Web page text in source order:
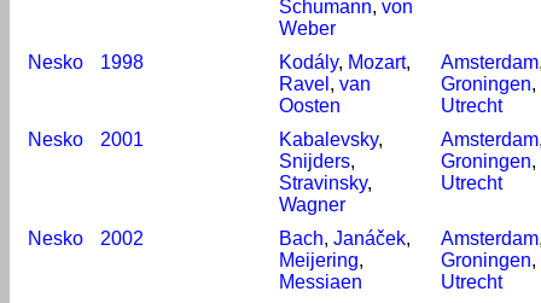
Schumann, von
Weber
Nesko 1998 Kodály, Mozart,
Ravel , van
Oosten
Amsterdam
Groningen,
Utrecht
Nesko
2001 Kabalevsky,
Snijders,
Stravinsky,
Wagner
Amsterdam
Groningen,
Utrecht
Nesko 2002 Bach, Janáček,
Meijering,
Messiaen
Amsterdam
Groningen,
Utrecht